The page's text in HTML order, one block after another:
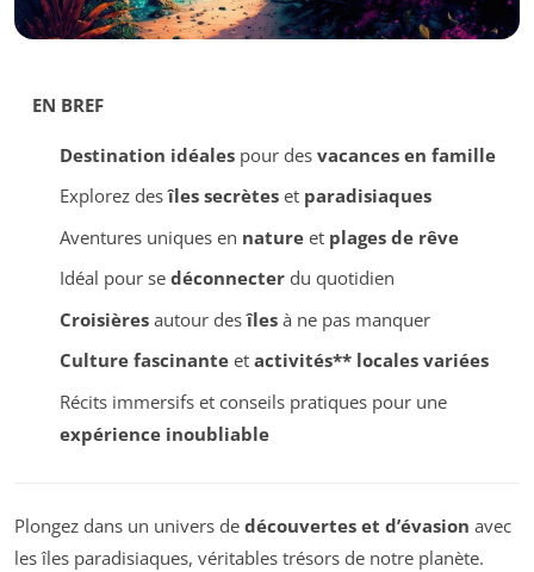
EN BREF
Destination idéalespour des vacances en famille
Explorez desîles secrèteset paradisiaques
Aventures uniques en natureet plages de rêve
Idéal pour se déconnecterdu quotidien
Croisièresautour desîlesà ne pas manquer
Culture fascinanteet activités** locales variées
Récits immersifs et conseils pratiques pour une
expérience inoubliable
Plongez dans un univers de découvertes et d’évasion avec
les îles paradisiaques, véritables trésors de notre planète.